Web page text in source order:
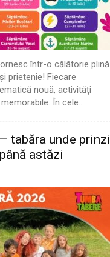
într-o călătorie plină
prietenie! Fiecare
nouă, activități
În cele...
tabăra unde prinzi
astăzi